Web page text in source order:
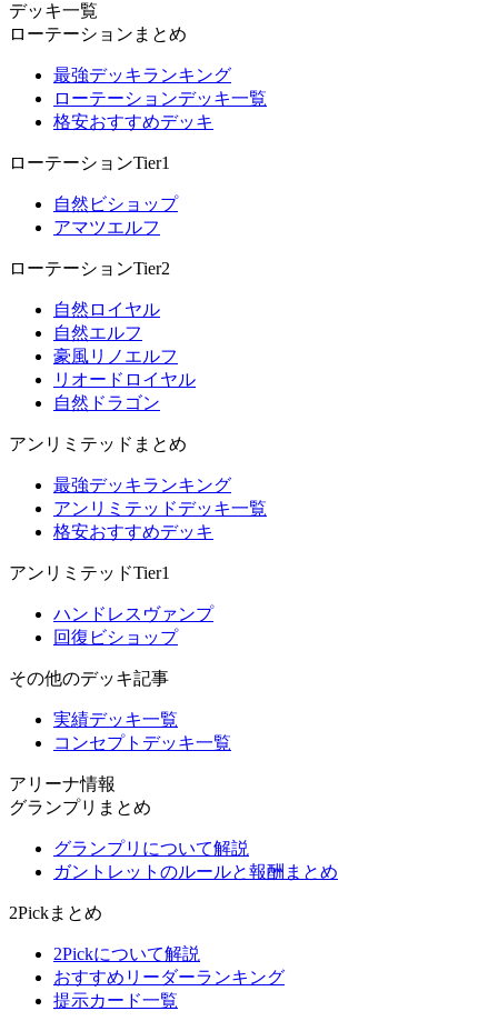
デッキ一覧
ローテーションまとめ
最強デッキランキング
ローテーションデッキ一覧
格安おすすめデッキ
ローテーションTier1
自然ビショップ
アマツエルフ
ローテーションTier2
自然ロイヤル
自然エルフ
豪風リノエルフ
リオードロイヤル
自然ドラゴン
アンリミテッドまとめ
最強デッキランキング
アンリミテッドデッキ一覧
格安おすすめデッキ
アンリミテッドTier1
ハンドレスヴァンプ
回復ビショップ
その他のデッキ記事
実績デッキ一覧
コンセプトデッキ一覧
アリーナ情報
グランプリまとめ
グランプリについて解説
ガントレットのルールと報酬まとめ
2Pickまとめ
2Pickについて解説
おすすめリーダーランキング
提示カード一覧